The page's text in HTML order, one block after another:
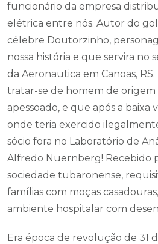
funcionário da empresa
elétrica entre nós. Autor do
célebre Doutorzinho,
nossa história e que servira no
da Aeronautica em Canoas,
tratar-se de homem de origem
apessoado, e que após a baixa
onde teria exercido
sócio fora no Laboratório de
Alfredo Nuernberg! Recebido
sociedade tubaronense,
famílias com moças
ambiente hospitalar com
Era época de revolução de 31